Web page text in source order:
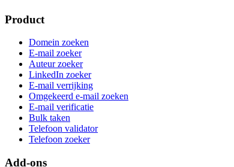
Product
Domein zoeken
E-mail zoeker
Auteur zoeker
LinkedIn zoeker
E-mail verrijking
Omgekeerd e-mail zoeken
E-mail verificatie
Bulk taken
Telefoon validator
Telefoon zoeker
Add-ons